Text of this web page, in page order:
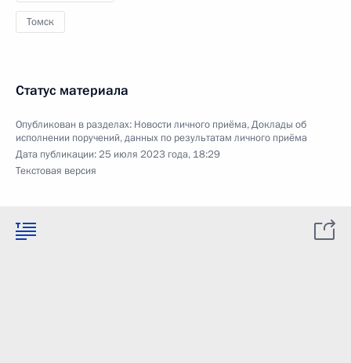
Томск
Статус материала
Опубликован в разделах: Новости личного приёма,Доклады об
исполнении поручений, данных по результатам личного приёма
Дата публикации:25 июля 2023 года, 18:29
Текстовая версия